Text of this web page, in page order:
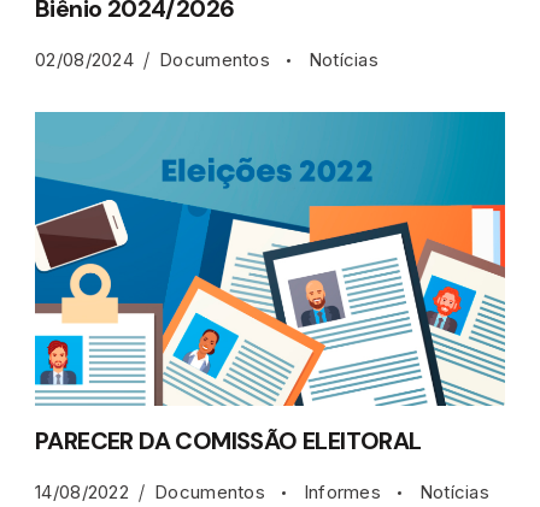
Biênio 2024/2026
02/08/2024 Documentos Notícias
PARECER DA COMISSÃO ELEITORAL
14/08/2022 Documentos Informes Notícias